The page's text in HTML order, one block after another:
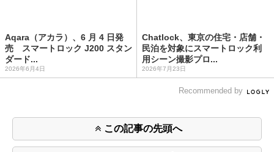
Aqara（アカラ）、6 月 4 日発
売 スマートロック J200 スタン
ダード...
2026年6月4日
Chatlock、東京の住宅・店舗・
民泊を対象にスマートロック利
用シーン撮影プロ...
2026年7月23日
Recommended by
この記事の先頭へ